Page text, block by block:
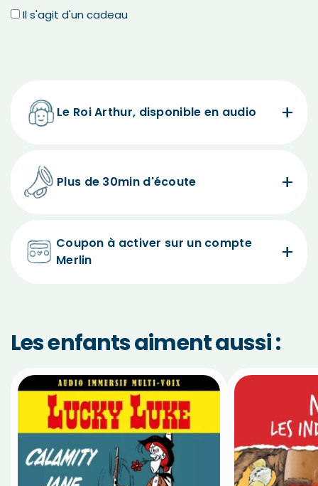
Il s'agit d'un cadeau
Le Roi Arthur, disponible en audio
Plus de 30min d'écoute
Coupon à activer sur un compte
Merlin
Les enfants aiment aussi :